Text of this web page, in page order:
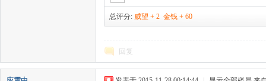
总评分: 威望 + 2 金钱 + 60
回复